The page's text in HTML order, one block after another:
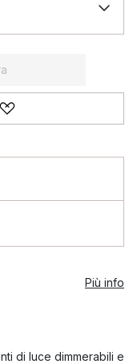
Più info
di luce dimmerabili e